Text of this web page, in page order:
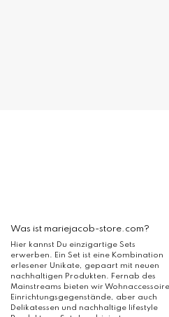
Was ist mariejacob-store.com?
Hier kannst Du einzigartige Sets
erwerben. Ein Set ist eine Kombination
erlesener Unikate, gepaart mit neuen
nachhaltigen Produkten. Fernab des
Mainstreams bieten wir
Einrichtungsgegenstände, aber auch
Delikatessen und nachhaltige lifestyle